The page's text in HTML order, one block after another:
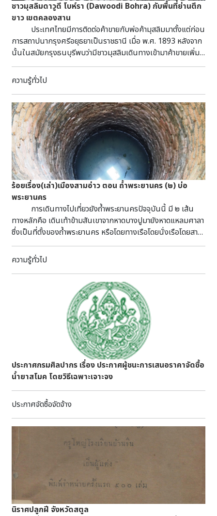
ชาวมุสลิมดาวูดี โบห์รา (Dawoodi Bohra) กับพื้นที่ย่านตึก
ขาว เขตคลองสาน
ประเทศไทยมีการติดต่อค้าขายกับพ่อค้ามุสลิมมาตั้งแต่ก่อน
การสถาปนากรุงศรีอยุธยาเป็นราชธานี เมื่อ พ.ศ. 1893 หลังจาก
นั้นในสมัยกรุงธนบุรีพบว่ามีชาวมุสลิมเดินทางเข้ามาค้าขายเพิ่ม
ขึ้น โดยเฉพาะหลังจากที่ประเทศไทยเปิดการค้าเสรีภายใต้สนธิ
สัญญาเบาริ่ง ในสมัยรัชกาลที่ 4 ยิ่งทำให้มีพ่อค้าจากอินเดีย
มลายูและอาหรับเข้ามาเพิ่มอีกเป็นจำนวนมาก ในช่วง
รัตนโกสินทร์ตอนต้นบริเวณปากคลองสานถือเป็นถิ่นที่อยู่อาศัย
ที่สำคัญของชาวมุสลิม แบ่งออกเป็น 2 ย่าน คือ “ย่านตึกแดง”
และ “ย่านตึกขาว” มุสลิมที่อยู่ในย่านตึกแดงเป็นพวกชาวอินเดียที่
ส่วนมากมาจาก ตำบลแรนเดอร์ เมืองสุรัต ประเทศอินเดีย เป็น
ชาวมุสลิมที่นับถือนิกายสุหนี่ แต่มุสลิมที่อยู่ในย่านตึกขาวส่วน
ใหญ่เป็นมุสลิมที่นับถือนิกายชีอะห์ ซึ่งเดินทางมาจากเมืองสุรัต
เมืองแคมบ๊าต เมืองอะห์เมดาบ๊าด รัฐคุชราต และจากเมืองซิ๊ดปุร
และเมืองโดรายี ทางตะวันตกของอินเดีย ซึ่งชาวมุสลิมที่อยู่ในย่าน
ตึกขาวนี้เรียกตนเองว่า “มุอ์มิน ดาวูดี โบห์รา” ดาวูดี โบห์รา
(Dawoodi Bohra) เป็นกลุ่มสาขาของชาวมุสลิมนิกายชีอะห์
ส่วนใหญ่อาศัยอยู่ในเมืองทางตะวันตกของอินเดีย โดยคำว่า “โบห์
รา” เป็นภาษาคุชราต แปลว่า “พ่อค้า” ส่วนคำว่า “ดาวูดี” มาจากการ
ที่มีบทบาทสำคัญในการค้าผ้าอินเดียกับราชสำนักสยามในสมัย
รัตนโกสินทร์ตอนต้น ดำเนินการค้าขายสินค้าประเภทผ้าแพร ดิ้น
เงินดิ้นทอง เพชรพลอย เครื่องเทศ เครื่องหอม โดยจะข้ามจากฝั่ง
คลองสานเพื่อมาทำการค้าบริเวณท่าราชวงศ์ ทรงวาด และย่านสำ
เพ็ง ในปัจจุบันยังมีชาวมุสลิมดาวูดี โบห์รา อาศัยอยู่ใกล้
เคียงกับพื้นที่ย่านคลองสานและกระจายออกไปตั้งถิ่นฐานในพื้นที่
อื่นๆ ทั่วกรุงเทพมหานคร ซึ่งในทุกๆ วันสำคัญ เหล่ามุอ์มินดาวูดี
โบห์ราต่างเดินทางมาร่วมประกอบพิธีกรรมทางศาสนา ณ มัสยิด
เซฟี หรือมัสยิดตึกขาว อันเป็นศาสนสถานศูนย์รวมจิตใจของกลุ่ม
มัสยิดเซฟีหรือมัสยิดตึกขาวนี้ ตั้งอยู่ที่ซอยสมเด็จเจ้าพระยา 5
แขวงสมเด็จเจ้าพระยา เขตคลองสาน กรุงเทพฯ เป็นมัสยิดที่
ก่อสร้างขึ้นตั้งแต่ พ.ศ. 2446 โดยมีลักษณะสถาปัตยกรรมผสม
ระหว่างยุโรปแบบกอธิค (gothic) ซึ่งรับมาจากอินเดีย และมีการ
ทะเบียนโบราณสถานมัสยิดเซฟี (ตึกขาว) แล้ว ในราชกิจจานุ
เบกษา เล่ม 135 ตอนพิเศษ 328 ง ลงวันที่ 21 ธันวาคม 2561
ภาพ : การแต่งกายของชาวโบห์รา ภาพ : มุสลิมพ่อค้าดาวูดีโบห์รา
กำลังรอรับเสด็จพระบาทสมเด็จพระจุลจอมเกล้าเจ้าอยู่หัว ในงาน
เฉลิมฉลองการเสด็จนิวัติพระนครจากการประพาสยุโรปครั้งที่สอง
เมื่อปี พ.ศ. 2450 (ภาพจากหอจดหมายเหตุแห่งชาติ)ภาพ : มัสยิด
เซฟี (ตึกขาว)..................................................................ผู้เขียน/เรียบเรียง
ข้อมูล : นางสาวอารียา สีชมพู นักโบราณคดีปฏิบัติการ กลุ่ม
ความรู้ทั่วไป
ร้อยเรื่อง(เล่า)เมืองสามอ่าว ตอน ถ้ำพระยานคร (๒) บ่อ
พระยานคร
การเดินทางไปเที่ยวยังถ้ำพระยานครปัจจุบันนี้ มี ๒ เส้น
ทางหลักคือ เดินเท้าข้ามสันเขาจากหาดบางปูมายังหาดแหลมศาลา
ซึ่งเป็นที่ตั้งของถ้ำพระยานคร หรือโดยทางเรือโดยนั่งเรือโดยสาร
จากหาดบางปูมายังหาดแหลมศาลาและเดินเท้าเพื่อขึ้นเขาไปยังถ้ำ
ประยานคร บริเวณพื้นราบเชิงเขาของทางเดินขึ้นสู่ถ้ำ ด้านขวามือ
จะมีบ่อน้ำอยู่ ๑ บ่อ มีการสร้างศาลาคลุมบ่อน้ำไว้ เรียกว่า “บ่อ
พระยานคร” มีลักษณะเป็นบ่อน้ำกรุด้วยอิฐฉาบปูน ทรงกลม เส้น
ผ่าศูนย์กลางขอบบ่อด้านในประมาณ ๑.๓๘ เมตร เส้นผ่า
ศูนย์กลางขอบบ่อด้านนอกประมาณ ๑.๘๔ เมตร ลึกประมาณ ๔
เมตร ไม่ทราบประวัติการก่อสร้างที่ชัดเจนว่าสร้างขึ้นสมัยใด
สันนิษฐานน่าจะสร้างขึ้นในสมัยรัชกาลที่ ๑ เจ้าพระยานครผู้ครอง
เมืองนครศรีธรรมราช ได้พักหลบพายุที่ชายหาดแห่งนี้เป็นเวลา
นาน จึงได้สร้างบ่อน้ำเพื่อใช้ดื่ม* และในเอกสารจดหมายเหตุ
กรุงรัตนโกสินทร์ รัชกาลที่ ๓ จ.ศ. ๑๒๐๐ ชื่อ รายงานระยะทาง
จ.ศ.๑๒๐๐ (พ.ศ.๒๓๘๑) จดหมายเหตุลมเมื่อออกมาแต่กรุง... (ระยะ
จืดตรงบริเวณเขาสัตกูด ซึ่งน่าจะหมายถึงบ่อน้ำนี้เช่นกัน โดยมี
รายละเอียดดังนี้ “...๘ ครั้นรุ่งขึ้น ณ วันเสาร์ เดือน ๕ ขึ้น ๘ ค่ำ พอ
สว่างเห็นช่องแสมสารพอเป็นเงาๆ ลมสลาตันพัดกล้าไปจนบ่าย
โมงหนึ่งแล้ว ..เปลี่ยนเป็นลมสำเภาพัดอ่อนๆมาจนบ่ายสามโมง
น้ำขึ้นลมสำเภาพัดกล้าหนักๆ มาจนเพลาบ่ายสี่โมงเศษ เห็นเขา
สามร้อยยอด ครั้นเพลาบ่ายหกโมงเศษ เรือมาถึงฝั่งทางตะวันตก
ตรงเขากะโหลก ทอดนอนอยู่ที่นั่นคืนหนึ่ง ลมสลาตันพัดกล้าหนัก
อยู่จนสว่าง ครั้นรุ่งขึ้น ณ วันจันทร์ เดือน ๕ ขึ้น ๑๐ ค่ำ
เพลาเช้าออกเกา** ลมสลาตันอีกร้อยหนึ่งจึงเข้ายังสัตกูดได้
พอได้ตักน้ำในวันนั้น... ในหนังสือชีวิวัฒน์ นิพนธ์ของ
ความรู้ทั่วไป
ประกาศกรมศิลปากร เรื่อง ประกาศผู้ชนะการเสนอราคาจัดซื้อ
น้ำยาสโมค โดยวิธีเฉพาะเจาะจง
ประกาศจัดซื้อจัดจ้าง
นิราศปลูกฝี จังหวัดสตูล